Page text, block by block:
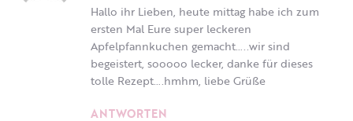
Hallo ihr Lieben, heute mittag habe ich zum
ersten Mal Eure super leckeren
Apfelpfannkuchen gemacht…..wir sind
begeistert, sooooo lecker, danke für dieses
tolle Rezept….hmhm, liebe Grüße
ANTWORTEN